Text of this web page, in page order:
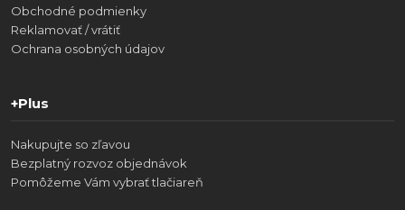
Obchodné podmienky
Reklamovať / vrátiť
Ochrana osobných údajov
+Plus
Nakupujte so zľavou
Bezplatný rozvoz objednávok
Pomôžeme Vám vybrať tlačiareň